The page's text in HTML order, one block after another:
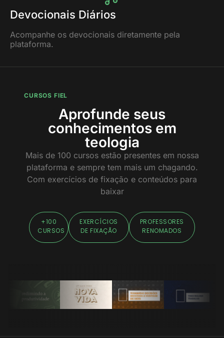
Devocionais Diários
Acompanhe os devocionais diretamente pela
plataforma.
CURSOS FIEL
Aprofunde seus
conhecimentos em
teologia
Mais de 100 cursos estão presentes em nossa
plataforma e sempre tem mais um chagando.
Com exercícios de fixação e conteúdos para
baixar
+100
CURSOS
EXERCÍCIOS
DE FIXAÇÃO
PROFESSORES
RENOMADOS